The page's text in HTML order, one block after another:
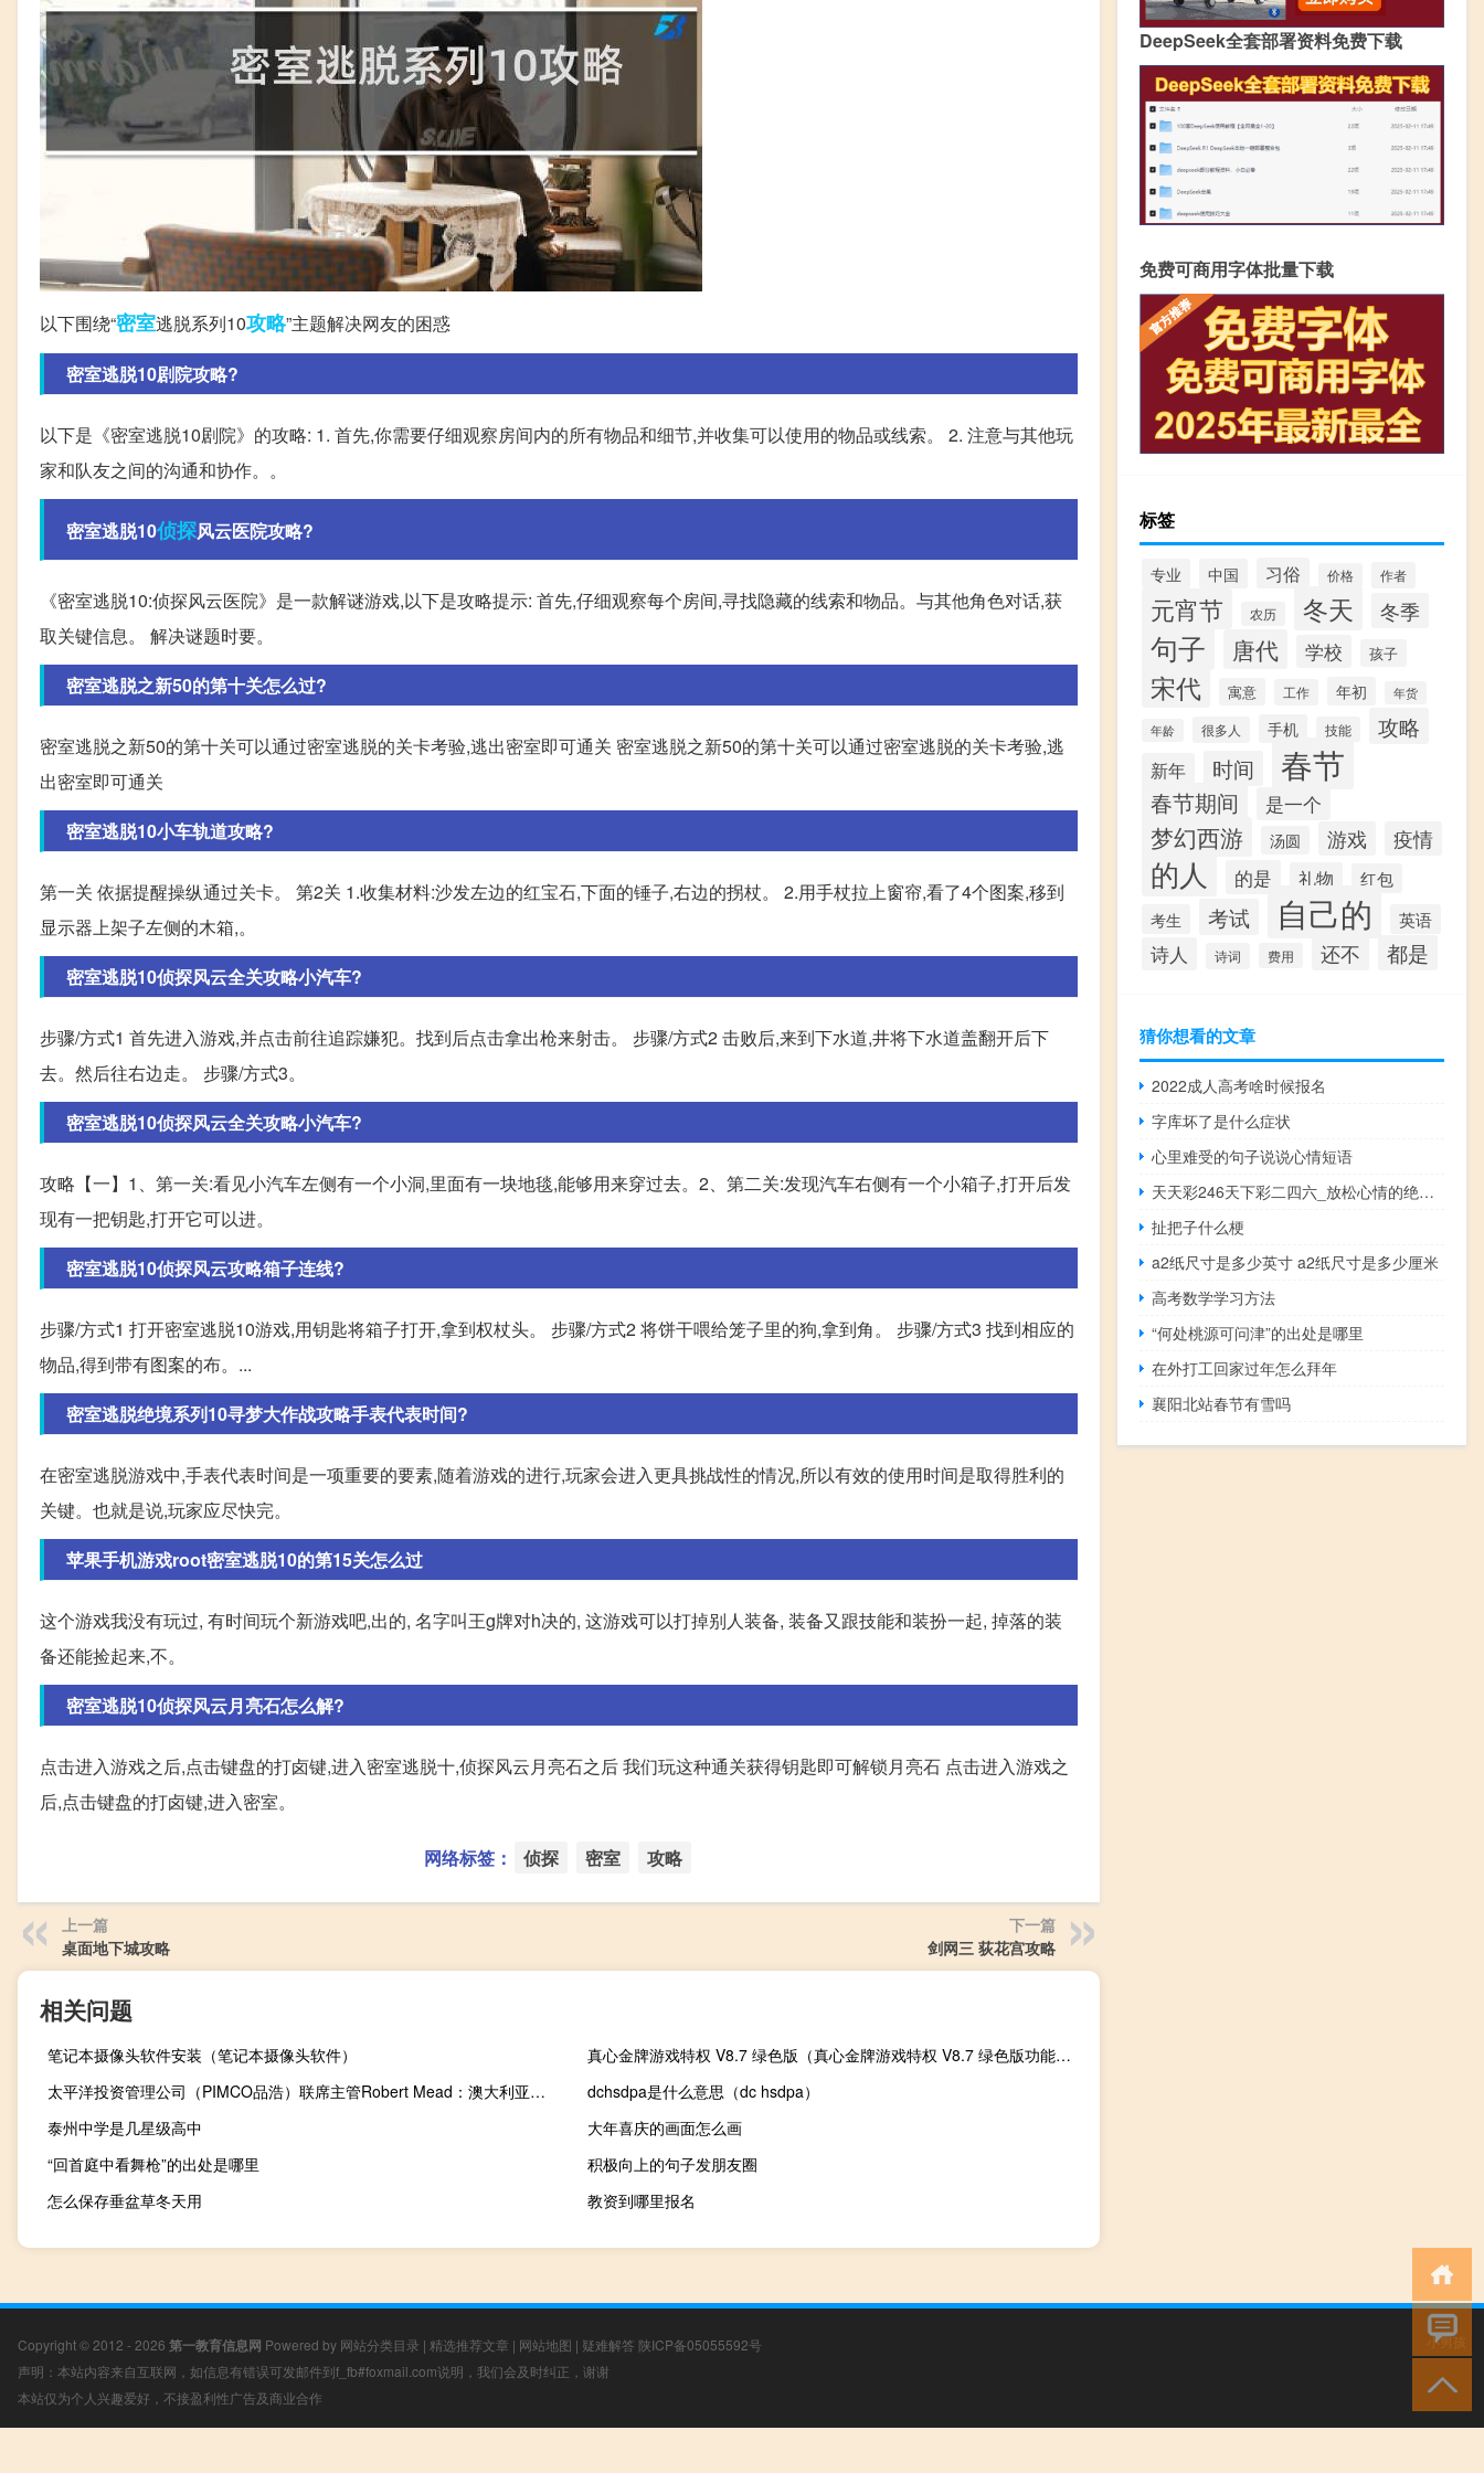
以下围绕“密室逃脱系列10攻略”主题解决网友的困惑
密室逃脱10剧院攻略?
以下是《密室逃脱10剧院》的攻略: 1. 首先,你需要仔细观察房间内的所有物品和细节,并收集可以使用的物品或线索。 2. 注意与其他玩
家和队友之间的沟通和协作。。
密室逃脱10侦探风云医院攻略?
《密室逃脱10:侦探风云医院》是一款解谜游戏,以下是攻略提示: 首先,仔细观察每个房间,寻找隐藏的线索和物品。与其他角色对话,获
取关键信息。 解决谜题时要。
密室逃脱之新50的第十关怎么过?
密室逃脱之新50的第十关可以通过密室逃脱的关卡考验,逃出密室即可通关 密室逃脱之新50的第十关可以通过密室逃脱的关卡考验,逃
出密室即可通关
密室逃脱10小车轨道攻略?
第一关 依据提醒操纵通过关卡。 第2关 1.收集材料:沙发左边的红宝石,下面的锤子,右边的拐杖。 2.用手杖拉上窗帘,看了4个图案,移到
显示器上架子左侧的木箱,。
密室逃脱10侦探风云全关攻略小汽车?
步骤/方式1 首先进入游戏,并点击前往追踪嫌犯。找到后点击拿出枪来射击。 步骤/方式2 击败后,来到下水道,井将下水道盖翻开后下
去。然后往右边走。 步骤/方式3。
密室逃脱10侦探风云全关攻略小汽车?
攻略【一】1、第一关:看见小汽车左侧有一个小洞,里面有一块地毯,能够用来穿过去。2、第二关:发现汽车右侧有一个小箱子,打开后发
现有一把钥匙,打开它可以进。
密室逃脱10侦探风云攻略箱子连线?
步骤/方式1 打开密室逃脱10游戏,用钥匙将箱子打开,拿到权杖头。 步骤/方式2 将饼干喂给笼子里的狗,拿到角。 步骤/方式3 找到相应的
物品,得到带有图案的布。...
密室逃脱绝境系列10寻梦大作战攻略手表代表时间?
在密室逃脱游戏中,手表代表时间是一项重要的要素,随着游戏的进行,玩家会进入更具挑战性的情况,所以有效的使用时间是取得胜利的
关键。也就是说,玩家应尽快完。
苹果手机游戏root密室逃脱10的第15关怎么过
这个游戏我没有玩过, 有时间玩个新游戏吧,出的, 名字叫王g牌对h决的, 这游戏可以打掉别人装备, 装备又跟技能和装扮一起, 掉落的装
备还能捡起来,不。
密室逃脱10侦探风云月亮石怎么解?
点击进入游戏之后,点击键盘的打卤键,进入密室逃脱十,侦探风云月亮石之后 我们玩这种通关获得钥匙即可解锁月亮石 点击进入游戏之
后,点击键盘的打卤键,进入密室。
网络标签： 侦探 密室 攻略
上一篇
桌面地下城攻略
下一篇
剑网三 荻花宫攻略
相关问题
笔记本摄像头软件安装（笔记本摄像头软件）
真心金牌游戏特权 V8.7 绿色版（真心金牌游戏特权 V8.7 绿色版功能简介）
太平洋投资管理公司（PIMCO品浩）联席主管Robert Mead：澳大利亚家庭遭受澳洲联储加息政策的影响是有史以来最严重的
dchsdpa是什么意思（dc hsdpa）
泰州中学是几星级高中
大年喜庆的画面怎么画
“回首庭中看舞枪”的出处是哪里
积极向上的句子发朋友圈
怎么保存垂盆草冬天用
教资到哪里报名
DeepSeek全套部署资料免费下载
免费可商用字体批量下载
标签
专业 中国 习俗 价格 作者
元宵节 农历 冬天 冬季
句子 唐代 学校 孩子
宋代 寓意 工作 年初 年货
年龄 很多人 手机 技能 攻略
新年 时间 春节
春节期间 是一个
梦幻西游 汤圆 游戏 疫情
的人 的是 礼物
红包
考生
考试 自己的 英语
诗人 诗词 费用 还不 都是
猜你想看的文章
2022成人高考啥时候报名
字库坏了是什么症状
心里难受的句子说说心情短语
天天彩246天下彩二四六_放松心情的绝佳选择_实用版320.493
扯把子什么梗
a2纸尺寸是多少英寸 a2纸尺寸是多少厘米
高考数学学习方法
“何处桃源可问津”的出处是哪里
在外打工回家过年怎么拜年
襄阳北站春节有雪吗
Copyright © 2012 - 2026 第一教育信息网 Powered by 网站分类目录 | 精选推荐文章 | 网站地图 | 疑难解答 陕ICP备05055592号
声明：本站内容来自互联网，如信息有错误可发邮件到f_fb#foxmail.com说明，我们会及时纠正，谢谢
本站仅为个人兴趣爱好，不接盈利性广告及商业合作
小男孩